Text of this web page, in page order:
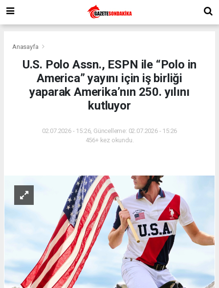
Anasayfa
U.S. Polo Assn., ESPN ile “Polo in
America” yayını için iş birliği
yaparak Amerika’nın 250. yılını
kutluyor
02.07.2026 - 15:26, Güncelleme: 02.07.2026 - 15:26
456+ kez okundu.